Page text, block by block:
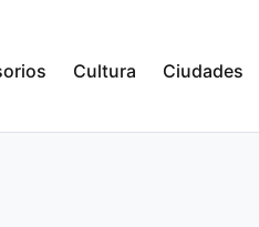
Cultura Ciudades